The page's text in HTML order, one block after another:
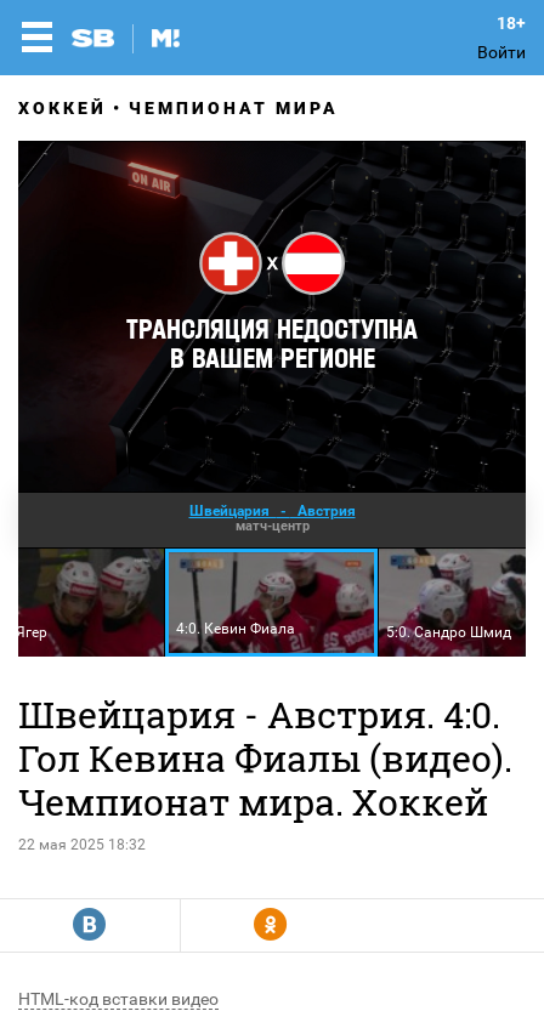
Войти
ХОККЕЙ ЧЕМПИОНАТ МИРА
Швейцария - Австрия
матч-центр
Ягер 4:0. Кевин Фиала 5:0. Сандро Шмид
Швейцария - Австрия. 4:0.
Гол Кевина Фиалы (видео).
Чемпионат мира. Хоккей
22 мая 2025 18:32
R Y
HTML-код вставки видео